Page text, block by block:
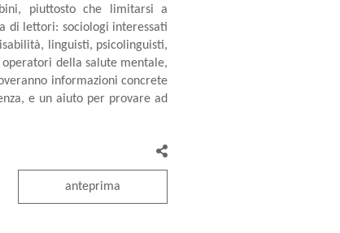
piuttosto che limitarsi a
di lettori: sociologi interessati
linguisti, psicolinguisti,
della salute mentale,
informazioni concrete
e un aiuto per provare ad
anteprima